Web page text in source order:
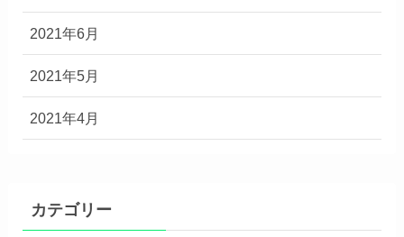
2021年6月
2021年5月
2021年4月
カテゴリー